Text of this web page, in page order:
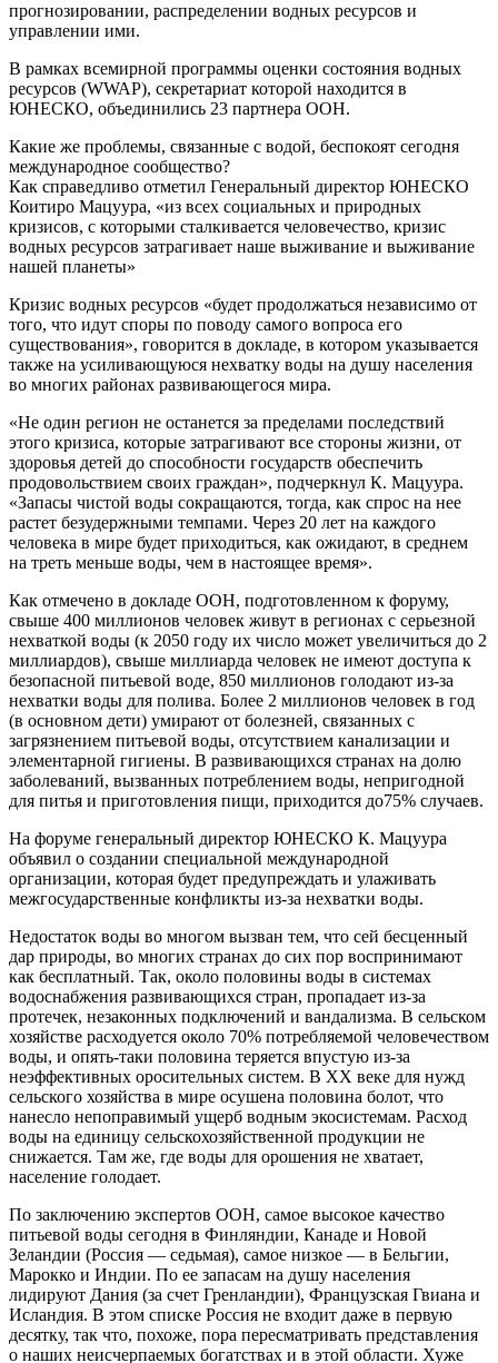
прогнозировании, распределении водных ресурсов и
управлении ими.
В рамках всемирной программы оценки состояния водных
ресурсов (WWAP), секретариат которой находится в
ЮНЕСКО, объединились 23 партнера ООН.
Какие же проблемы, связанные с водой, беспокоят сегодня
международное сообщество?
Как справедливо отметил Генеральный директор ЮНЕСКО
Коитиро Мацуура, «из всех социальных и природных
кризисов, с которыми сталкивается человечество, кризис
водных ресурсов затрагивает наше выживание и выживание
нашей планеты»
Кризис водных ресурсов «будет продолжаться независимо от
того, что идут споры по поводу самого вопроса его
существования», говорится в докладе, в котором указывается
также на усиливающуюся нехватку воды на душу населения
во многих районах развивающегося мира.
«Не один регион не останется за пределами последствий
этого кризиса, которые затрагивают все стороны жизни, от
здоровья детей до способности государств обеспечить
продовольствием своих граждан», подчеркнул К. Мацуура.
«Запасы чистой воды сокращаются, тогда, как спрос на нее
растет безудержными темпами. Через 20 лет на каждого
человека в мире будет приходиться, как ожидают, в среднем
на треть меньше воды, чем в настоящее время».
Как отмечено в докладе ООН, подготовленном к форуму,
свыше 400 миллионов человек живут в регионах с серьезной
нехваткой воды (к 2050 году их число может увеличиться до 2
миллиардов), свыше миллиарда человек не имеют доступа к
безопасной питьевой воде, 850 миллионов голодают из-за
нехватки воды для полива. Более 2 миллионов человек в год
(в основном дети) умирают от болезней, связанных с
загрязнением питьевой воды, отсутствием канализации и
элементарной гигиены. В развивающихся странах на долю
заболеваний, вызванных потреблением воды, непригодной
для питья и приготовления пищи, приходится до75% случаев.
На форуме генеральный директор ЮНЕСКО К. Мацуура
объявил о создании специальной международной
организации, которая будет предупреждать и улаживать
межгосударственные конфликты из-за нехватки воды.
Недостаток воды во многом вызван тем, что сей бесценный
дар природы, во многих странах до сих пор воспринимают
как бесплатный. Так, около половины воды в системах
водоснабжения развивающихся стран, пропадает из-за
протечек, незаконных подключений и вандализма. В сельском
хозяйстве расходуется около 70% потребляемой человечеством
воды, и опять-таки половина теряется впустую из-за
неэффективных оросительных систем. В ХХ веке для нужд
сельского хозяйства в мире осушена половина болот, что
нанесло непоправимый ущерб водным экосистемам. Расход
воды на единицу сельскохозяйственной продукции не
снижается. Там же, где воды для орошения не хватает,
население голодает.
По заключению экспертов ООН, самое высокое качество
питьевой воды сегодня в Финляндии, Канаде и Новой
Зеландии (Россия — седьмая), самое низкое — в Бельгии,
Марокко и Индии. По ее запасам на душу населения
лидируют Дания (за счет Гренландии), Французская Гвиана и
Исландия. В этом списке Россия не входит даже в первую
десятку, так что, похоже, пора пересматривать представления
о наших неисчерпаемых богатствах и в этой области. Хуже